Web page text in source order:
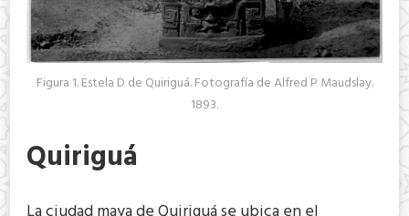
Figura 1. Estela D de Quiriguá. Fotografía de Alfred P Maudslay.
1893.
Quiriguá